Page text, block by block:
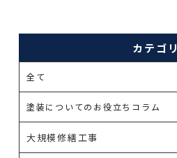
カテゴリ
全て
塗装についてのお役立ちコラム
大規模修繕工事